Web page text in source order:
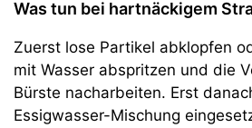
Was tun bei hartnäckigem
Zuerst lose Partikel abklopfen
mit Wasser abspritzen und die
Bürste nacharbeiten. Erst
Essigwasser-Mischung